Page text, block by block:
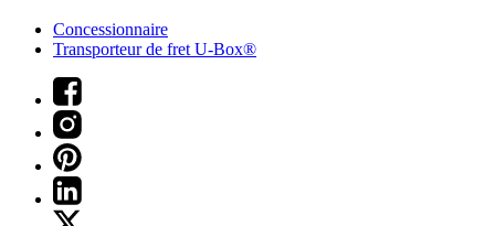
Concessionnaire
Transporteur de fret U-Box®